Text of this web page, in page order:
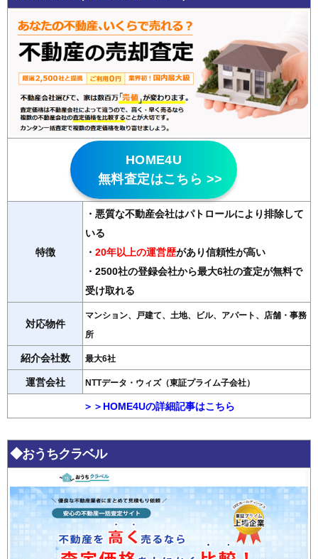
HOME4U
無料査定はこちら >>
特徴
・悪質な不動産会社はパトロールにより排除して
いる
・ 20年以上の運営歴があり信頼性が高い
・2500社の登録会社から最大6社の査定が無料で
受け取れる
対応物件
マンション、戸建て、土地、ビル、アパート、店舗・事務
所
紹介会社数 最大6社
運営会社 NTTデータ・ウィズ（東証プライム子会社）
＞＞HOME4Uの詳細記事はこちら
◆おうちクラベル